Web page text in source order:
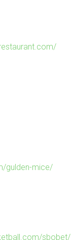
gulden-mice/
sbobet/